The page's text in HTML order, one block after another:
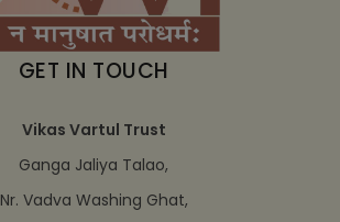
GET IN TOUCH
Vikas Vartul Trust
Ganga Jaliya Talao,
Nr. Vadva Washing Ghat,